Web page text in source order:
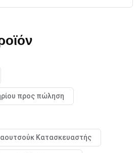
προς πώληση
Κατασκευαστής